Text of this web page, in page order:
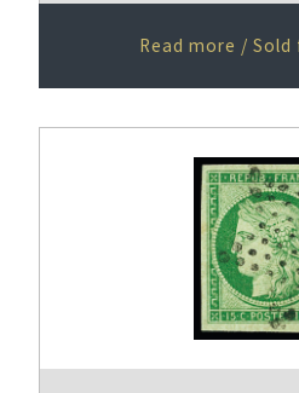
Read more / Sold